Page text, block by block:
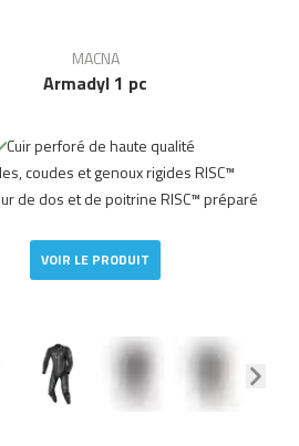
MACNA
Armadyl 1 pc
Cuir perforé de haute qualité
coudes et genoux rigides RISC™
de dos et de poitrine RISC™ préparé
VOIR LE PRODUIT